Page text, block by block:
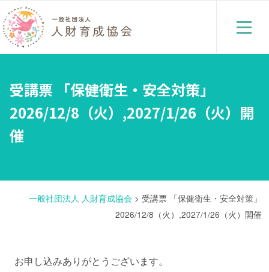
受講票 「保健衛生・安全対策」
2026/12/8（火）,2027/1/26（火）開
催
一般社団法人 人財育成協会 > 受講票 「保健衛生・安全対策」
2026/12/8（火）,2027/1/26（火）開催
お申し込みありがとうございます。